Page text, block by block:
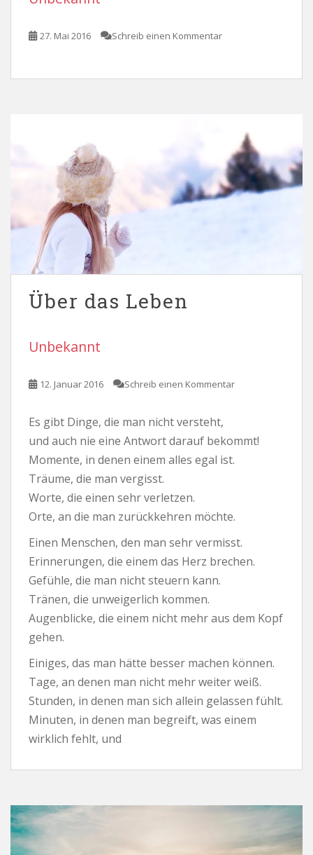
27. Mai 2016 Schreib einen Kommentar
Über das Leben
Unbekannt
12. Januar 2016 Schreib einen Kommentar
Es gibt Dinge, die man nicht versteht,
und auch nie eine Antwort darauf bekommt!
Momente, in denen einem alles egal ist.
Träume, die man vergisst.
Worte, die einen sehr verletzen.
Orte, an die man zurückkehren möchte.
Einen Menschen, den man sehr vermisst.
Erinnerungen, die einem das Herz brechen.
Gefühle, die man nicht steuern kann.
Tränen, die unweigerlich kommen.
Augenblicke, die einem nicht mehr aus dem Kopf
gehen.
Einiges, das man hätte besser machen können.
Tage, an denen man nicht mehr weiter weiß.
Stunden, in denen man sich allein gelassen fühlt.
Minuten, in denen man begreift, was einem
wirklich fehlt, und